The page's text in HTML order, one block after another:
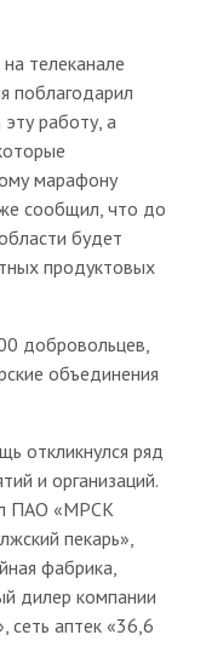
телеканале
поблагодарил
работу, а
марафону
сообщил, что до
будет
продуктовых
добровольцев,
объединения
откликнулся ряд
и организаций.
ПАО «МРСК
пекарь»,
фабрика,
дилер компании
сеть аптек «36,6